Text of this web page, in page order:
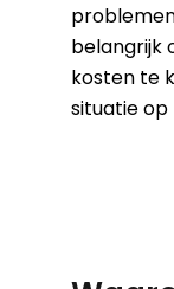
belangrijk
kosten te
situatie op